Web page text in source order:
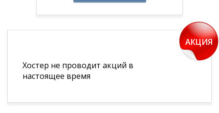
АКЦИЯ
Хостер не проводит акций в
настоящее время